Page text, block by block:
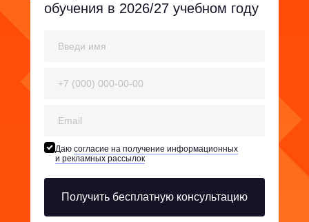
обучения в 2026/27 учебном году
Даю согласие на получение информационных
и рекламных рассылок
Получить бесплатную консультацию